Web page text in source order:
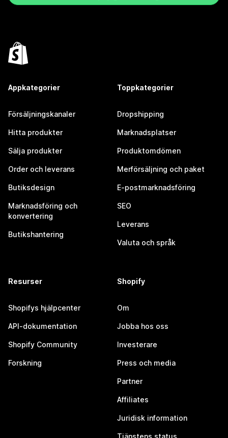
Appkategorier
Försäljningskanaler
Hitta produkter
Sälja produkter
Order och leverans
Butiksdesign
Marknadsföring och
konvertering
Butikshantering
Toppkategorier
Dropshipping
Marknadsplatser
Produktomdömen
Merförsäljning och paket
E-postmarknadsföring
SEO
Leverans
Valuta och språk
Resurser
Shopifys hjälpcenter
API-dokumentation
Shopify Community
Forskning
Shopify
Om
Jobba hos oss
Investerare
Press och media
Partner
Affiliates
Juridisk information
Tjänstens status